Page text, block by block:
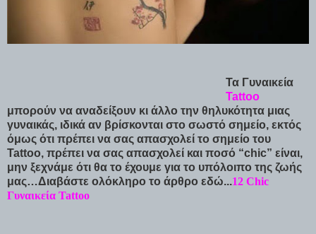
Τα Γυναικεία
Tattoo
μπορούν να αναδείξουν κι άλλο την θηλυκότητα μιας
γυναικάς, ιδικά αν βρίσκονται στο σωστό σημείο, εκτός
όμως ότι πρέπει να σας απασχολεί το σημείο του
Tattoo, πρέπει να σας απασχολεί και ποσό “chic” είναι,
μην ξεχνάμε ότι θα το έχουμε για το υπόλοιπο της ζωής
μας…Διαβάστε ολόκληρο το άρθρο εδώ...12 Chic
Γυναικεία Tattoo